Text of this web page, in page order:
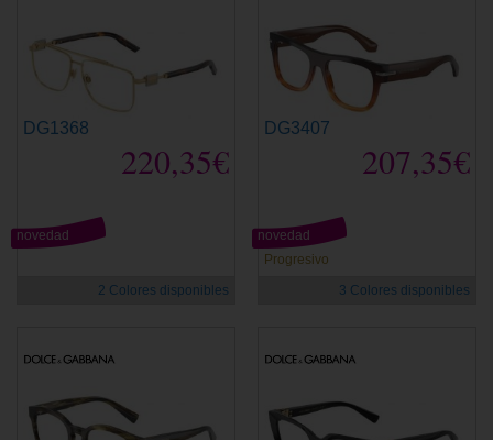
DG1368
220,35€
novedad
2 Colores disponibles
DG3407
207,35€
Progresivo
novedad
3 Colores disponibles